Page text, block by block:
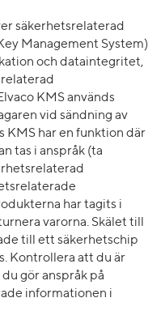
säkerhetsrelaterad
Management System)
och dataintegritet,
KMS används
vid sändning av
KMS har en funktion där
tas i anspråk (ta
har tagits i
varorna. Skälet till
till ett säkerhetschip
Kontrollera att du är
gör anspråk på
informationen i